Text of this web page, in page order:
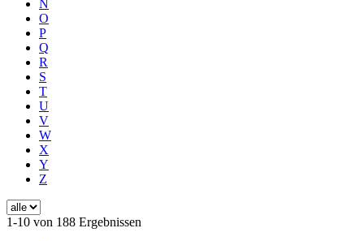
N
O
P
Q
R
S
T
U
V
W
X
Y
Z
1-10 von 188 Ergebnissen